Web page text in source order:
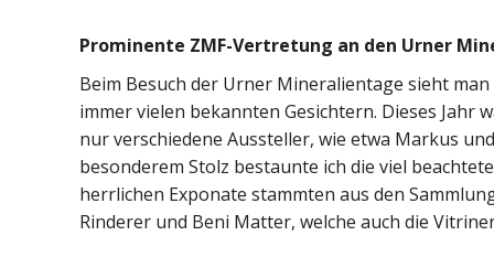
Prominente ZMF-Vertretung an den Urner
Beim Besuch der Urner Mineralientage sieht
immer vielen bekannten Gesichtern. Dieses Jahr
nur verschiedene Aussteller, wie etwa Markus
besonderem Stolz bestaunte ich die viel
herrlichen Exponate stammten aus den
Rinderer und Beni Matter, welche auch die